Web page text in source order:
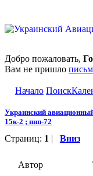
Добро пожаловать,
Вам не пришло
Начало Поиск
Украинский
15к-2 ; пнп-72
Страниц: 1 | Вниз
Автор